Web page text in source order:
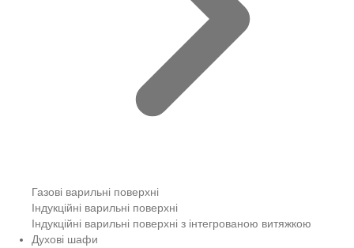
Газові варильні поверхні
Індукційні варильні поверхні
Індукційні варильні поверхні з інтегрованою витяжкою
Духові шафи